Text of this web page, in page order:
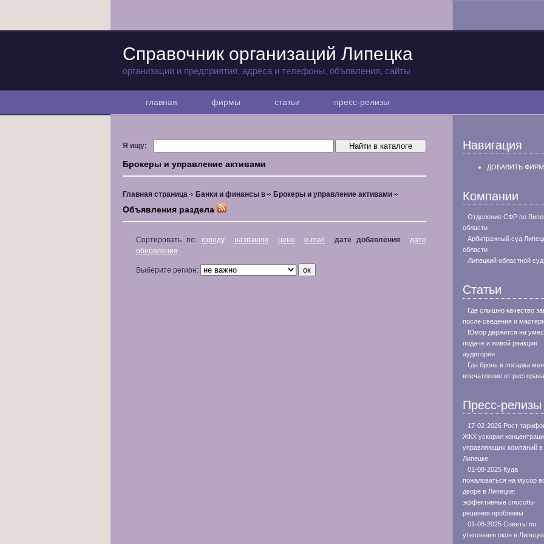
Справочник организаций Липецка
организации и предприятия, адреса и телефоны, объявления, сайты
главная фирмы статьи пресс-релизы
Я ищу:
Брокеры и управление активами
Главная страница Банки и финансы в Брокеры и управление активами
Объявления раздела
Сортировать по: городу названию цене e-mail дате добавления
дате
обновления
Выберите регион:
Навигация
ДОБАВИТЬ
Компании
Отделение СФР по
области
Арбитражный суд
области
Липецкий областной суд
Статьи
Где слышно качество
после сведения и
Юмор держится на
подаче и живой реакции
аудитории
Где бронь и посадка
впечатление от ресторана
Пресс-релизы
17-02-2026 Рост
ЖКХ ускорил
управляющих компаний в
Липецке
01-08-2025 Куда
пожаловаться на мусор
дворе в Липецке:
эффективные способы
решения проблемы
01-08-2025 Советы по
утеплению окон в